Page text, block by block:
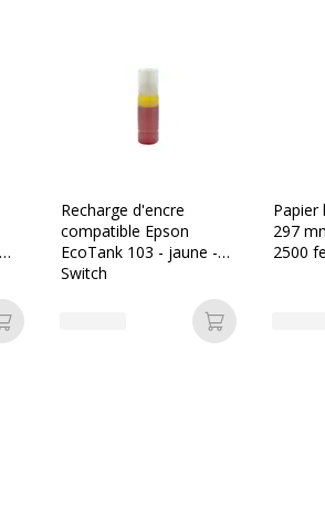
Ajouter au panier
Recharge d'encre
compatible Epson
EcoTank 103 - jaune -
Switch
Ajouter au
Papier
297
2500